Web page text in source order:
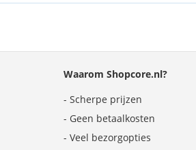
Waarom Shopcore.nl?
- Scherpe prijzen
- Geen betaalkosten
- Veel bezorgopties